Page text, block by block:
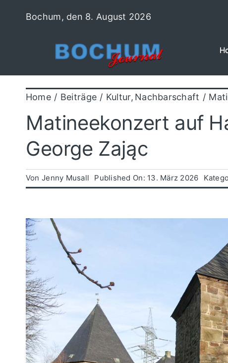
Bochum, den 8. August 2026
Home Beiträge Kultur Nachbarschaft
Matineekonzert auf
George Zając
VonJenny Musall Published On: 13. März 2026